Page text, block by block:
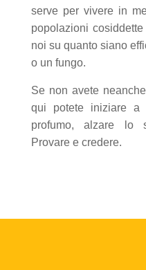
serve per vivere in
popolazioni
noi su quanto siano
o un fungo.
Se non avete
qui potete iniziare a
profumo, alzare lo
Provare e credere.